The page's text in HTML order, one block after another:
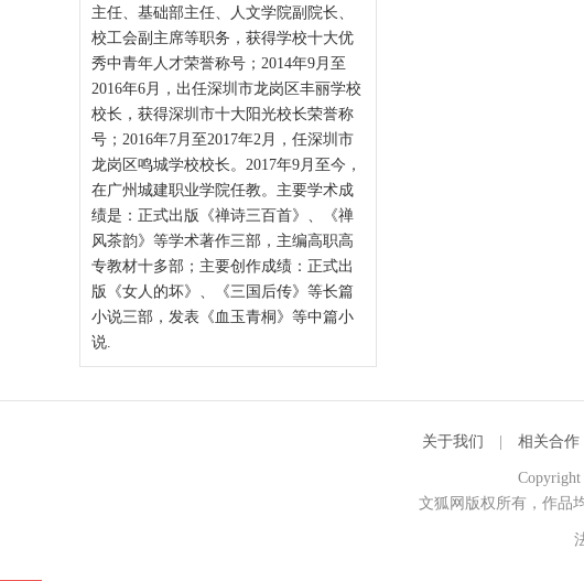
主任、基础部主任、人文学院副院长、
校工会副主席等职务，获得学校十大优
秀中青年人才荣誉称号；2014年9月至
2016年6月，出任深圳市龙岗区丰丽学校
校长，获得深圳市十大阳光校长荣誉称
号；2016年7月至2017年2月，任深圳市
龙岗区鸣城学校校长。2017年9月至今，
在广州城建职业学院任教。主要学术成
绩是：正式出版《禅诗三百首》、《禅
风茶韵》等学术著作三部，主编高职高
专教材十多部；主要创作成绩：正式出
版《女人的坏》、《三国后传》等长篇
小说三部，发表《血玉青桐》等中篇小
说.
关于我们 相关合作
Copyright
文狐网版权所有，作品